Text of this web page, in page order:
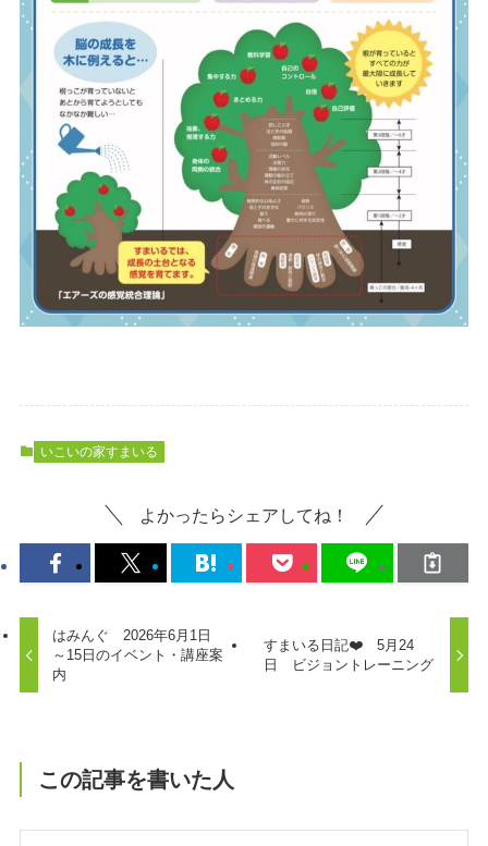
いこいの家すまいる
よかったらシェアしてね！
はみんぐ 2026年6月1日
～15日のイベント・講座案
内
すまいる日記❤️ 5月24
日 ビジョントレーニング
この記事を書いた人